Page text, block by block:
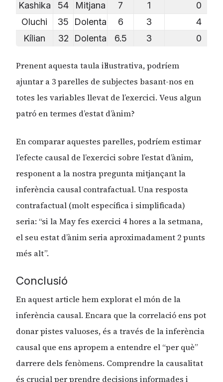
Kashika
54 Mitjana 7 1
0
Oluchi
35 Dolenta 6 3
4
Kílian
32 Dolenta 6.5 3 0
Prenent aquesta taula il·lustrativa, podríem
ajuntar a 3 parelles de subjectes basant-nos en
totes les variables llevat de l’exercici. Veus algun
patró en termes d’estat d’ànim?
En comparar aquestes parelles, podríem estimar
l’efecte causal de l’exercici sobre l’estat d’ànim,
responent a la nostra pregunta mitjançant la
inferència causal contrafactual. Una resposta
contrafactual (molt específica i simplificada)
seria: “si la May fes exercici 4 hores a la setmana,
el seu estat d’ànim seria aproximadament 2 punts
més alt”.
Conclusió
En aquest article hem explorat el món de la
inferència causal. Encara que la correlació ens pot
donar pistes valuoses, és a través de la inferència
causal que ens apropem a entendre el “per què”
darrere dels fenòmens. Comprendre la causalitat
és crucial per prendre decisions informades i